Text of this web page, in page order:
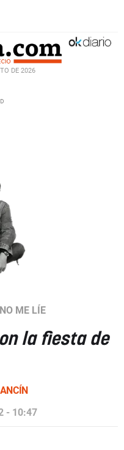
DE 2026
ME LÍE
la fiesta de
- 10:47